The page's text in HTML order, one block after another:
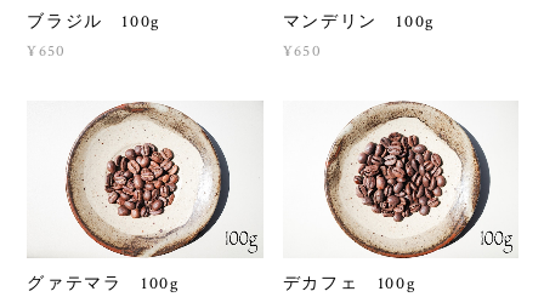
ブラジル 100g
¥650
マンデリン 100g
¥650
グァテマラ 100g デカフェ 100g